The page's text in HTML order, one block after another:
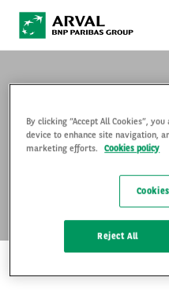
OFERTAS DO MÊS
COMO FUNCIONA
By clicking “Accept All Cookies”,
device to enhance site navigation,
marketing efforts.
Cookies policy
Reject All